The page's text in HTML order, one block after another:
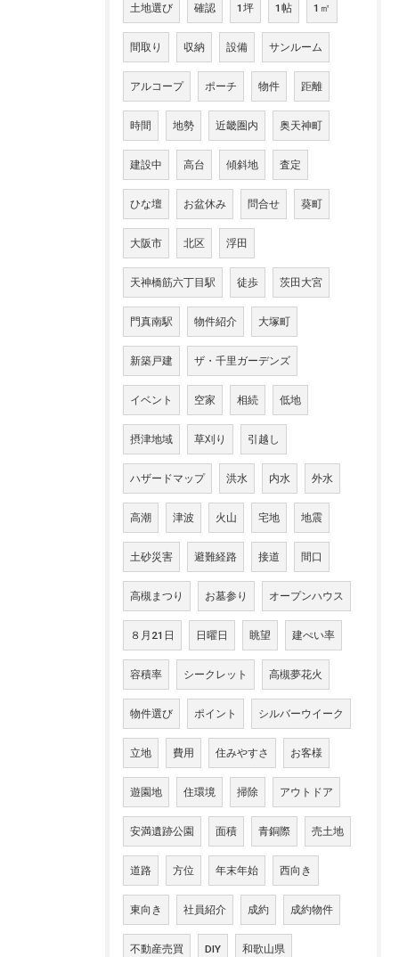
土地選び 確認 1坪 1帖 1㎡
間取り 収納 設備 サンルーム
アルコープ ポーチ 物件 距離
時間 地勢 近畿圏内 奥天神町
建設中 高台 傾斜地 査定
ひな壇 お盆休み 問合せ 葵町
大阪市 北区 浮田
天神橋筋六丁目駅 徒歩 茨田大宮
門真南駅 物件紹介 大塚町
新築戸建 ザ・千里ガーデンズ
イベント 空家 相続 低地
摂津地域 草刈り 引越し
ハザードマップ 洪水 内水 外水
高潮 津波 火山 宅地 地震
土砂災害 避難経路 接道 間口
高槻まつり お墓参り オープンハウス
８月21日 日曜日 眺望 建ぺい率
容積率 シークレット 高槻夢花火
物件選び ポイント シルバーウイーク
立地 費用 住みやすさ お客様
遊園地 住環境 掃除 アウトドア
安満遺跡公園 面積 青銅際 売土地
道路 方位 年末年始 西向き
東向き 社員紹介 成約 成約物件
不動産売買 DIY 和歌山県